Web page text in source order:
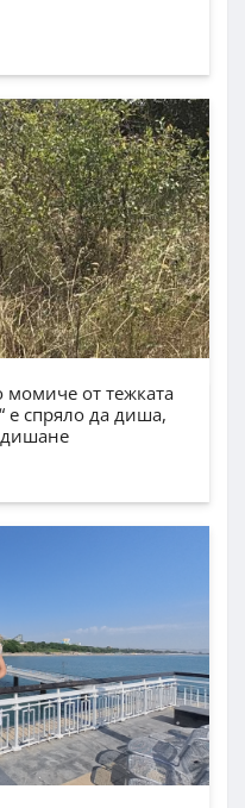
от тежката
е спряло да диша,
дишане